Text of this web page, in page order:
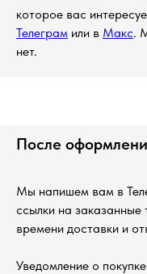
которое вас
Телеграм или в Макс.
нет.
После
Мы напишем вам в
ссылки на
времени доставки и
Уведомление о